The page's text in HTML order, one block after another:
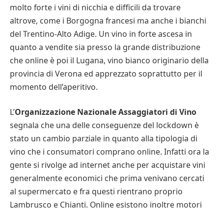
molto forte i vini di nicchia e difficili da trovare
altrove, come i Borgogna francesi ma anche i bianchi
del Trentino-Alto Adige. Un vino in forte ascesa in
quanto a vendite sia presso la grande distribuzione
che online è poi il Lugana, vino bianco originario della
provincia di Verona ed apprezzato soprattutto per il
momento dell’aperitivo.
L’Organizzazione Nazionale Assaggiatori di Vino
segnala che una delle conseguenze del lockdown è
stato un cambio parziale in quanto alla tipologia di
vino che i consumatori comprano online. Infatti ora la
gente si rivolge ad internet anche per acquistare vini
generalmente economici che prima venivano cercati
al supermercato e fra questi rientrano proprio
Lambrusco e Chianti. Online esistono inoltre motori